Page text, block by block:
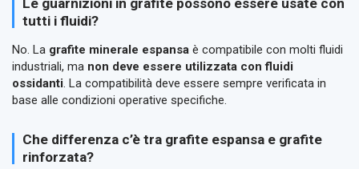
Le guarnizioni in grafite possono essere usate con
tutti i fluidi?
No. La grafite minerale espansa è compatibile con molti fluidi
industriali, ma non deve essere utilizzata con fluidi
ossidanti. La compatibilità deve essere sempre verificata in
base alle condizioni operative specifiche.
Che differenza c’è tra grafite espansa e grafite
rinforzata?